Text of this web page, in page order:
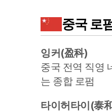
중국로
잉커(盈科)
중국 전역 직영
는 종합 로펌
타이허타이(泰